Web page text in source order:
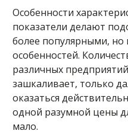
Особенности
показатели делают
более популярными, но
особенностей.
различных
зашкаливает, только
оказаться
одной разумной цены
мало.